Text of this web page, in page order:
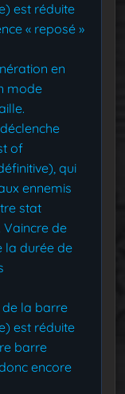
est réduite
« reposé »
en
mode
of
qui
ennemis
stat
Vaincre de
la durée de
la barre
est réduite
barre
encore